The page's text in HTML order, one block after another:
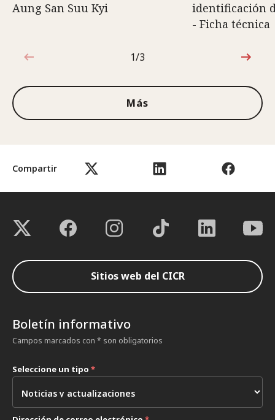
Compartir
Aung San Suu Kyi
identificación
- Ficha técnica
1de3
1/3
Más
Sitios web del CICR
Boletín informativo
Campos marcados con * son obligatorios
Seleccione un tipo *